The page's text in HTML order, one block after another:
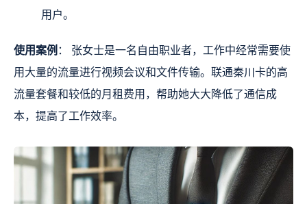
用户。
使用案例 ： 张女士是一名自由职业者，工作中经常需要使
用大量的流量进行视频会议和文件传输。联通秦川卡的高
流量套餐和较低的月租费用，帮助她大大降低了通信成
本，提高了工作效率。